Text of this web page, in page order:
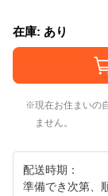
在庫: あり
現在お住まいの
ません。
配送時期：
準備でき次第、